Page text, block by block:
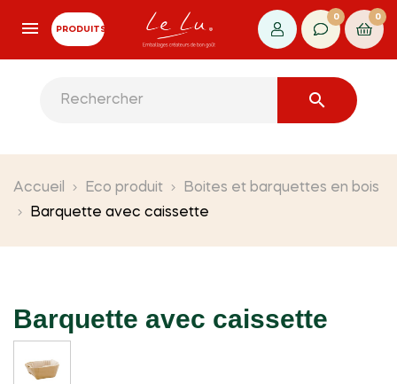
PRODUITS
0 0

Accueil Eco produit
Boites et barquettes en bois
Barquette avec caissette
Barquette avec caissette